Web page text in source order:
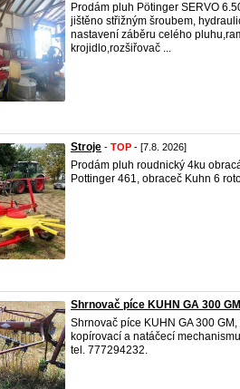
Prodám pluh Pötinger SERVO
jištěno střižným šroubem,
nastavení záběru celého
krojidlo,rozšiřovač ...
Stroje - TOP - [7.8. 2026]
Prodám pluh roudnický 4ku
Pottinger 461, obraceč Kuhn 6
Shrnovač píce KUHN GA 300 GM
Shrnovač píce KUHN GA 300
kopírovací a natáčecí
tel. 777294232.